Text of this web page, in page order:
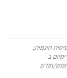
חינמית;
ב-